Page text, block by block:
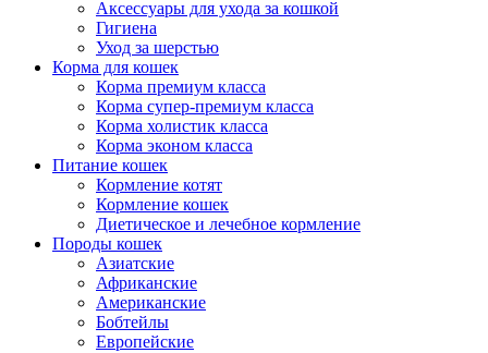
Аксессуары для ухода за кошкой
Гигиена
Уход за шерстью
Корма для кошек
Корма премиум класса
Корма супер-премиум класса
Корма холистик класса
Корма эконом класса
Питание кошек
Кормление котят
Кормление кошек
Диетическое и лечебное кормление
Породы кошек
Азиатские
Африканские
Американские
Бобтейлы
Европейские